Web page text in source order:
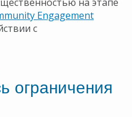
Engagement
с
ограничения